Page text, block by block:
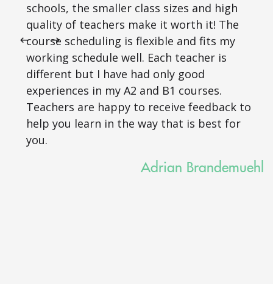
schools, the smaller class sizes and high
quality of teachers make it worth it! The
course scheduling is flexible and fits my
working schedule well. Each teacher is
different but I have had only good
experiences in my A2 and B1 courses.
Teachers are happy to receive feedback to
help you learn in the way that is best for
you.
Adrian Brandemuehl